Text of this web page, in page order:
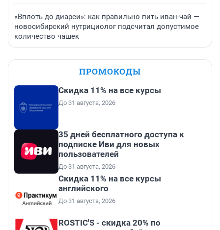
«Вплоть до диареи»: как правильно пить иван-чай —
новосибирский нутрициолог подсчитал допустимое
количество чашек
ПРОМОКОДЫ
Скидка 11% на все курсы
До 31 августа, 2026
35 дней бесплатного доступа к
подписке Иви для новых
пользователей
До 31 августа, 2026
Скидка 11% на все курсы
английского
До 31 августа, 2026
ROSTIC'S - скидка 20% по